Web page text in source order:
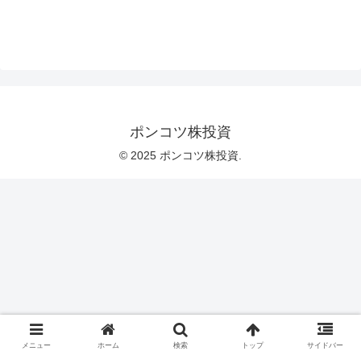
ポンコツ株投資
© 2025 ポンコツ株投資.
メニュー ホーム 検索 トップ サイドバー